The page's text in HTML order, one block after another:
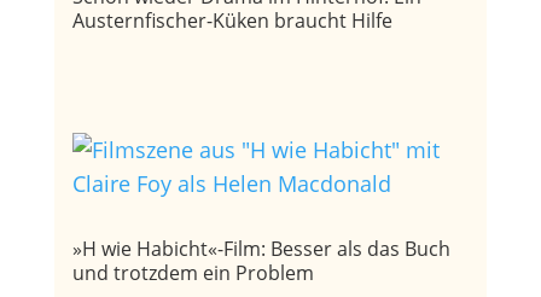
Austernfischer-Küken braucht Hilfe
»H wie Habicht«-Film: Besser als das Buch
und trotzdem ein Problem